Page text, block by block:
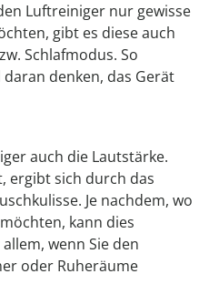
Luftreiniger nur gewisse
gibt es diese auch
Schlafmodus. So
denken, das Gerät
auch die Lautstärke.
ergibt sich durch das
Je nachdem, wo
kann dies
wenn Sie den
oder Ruheräume